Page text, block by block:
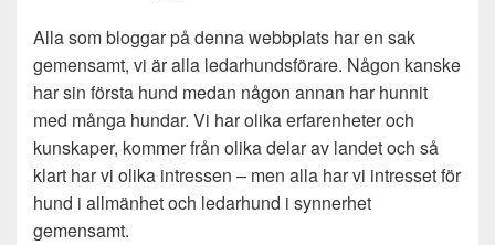
Alla som bloggar på denna webbplats har en sak
gemensamt, vi är alla ledarhundsförare. Någon kanske
har sin första hund medan någon annan har hunnit
med många hundar. Vi har olika erfarenheter och
kunskaper, kommer från olika delar av landet och så
klart har vi olika intressen – men alla har vi intresset för
hund i allmänhet och ledarhund i synnerhet
gemensamt.